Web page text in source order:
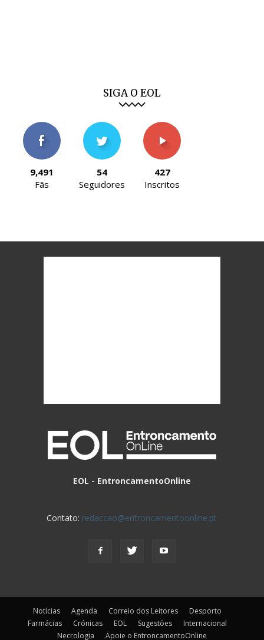
SIGA O EOL
9,491
Fãs
54
Seguidores
427
Inscritos
EOL - EntroncamentoOnline
Contato: redaccao@entroncamentoonline.pt
Notícias Agenda Correio dos Leitores
Desporto
Farmácias
Crónicas EOL Sugestões
Internacional
Necrologia
Apoie o EntroncamentoOnline